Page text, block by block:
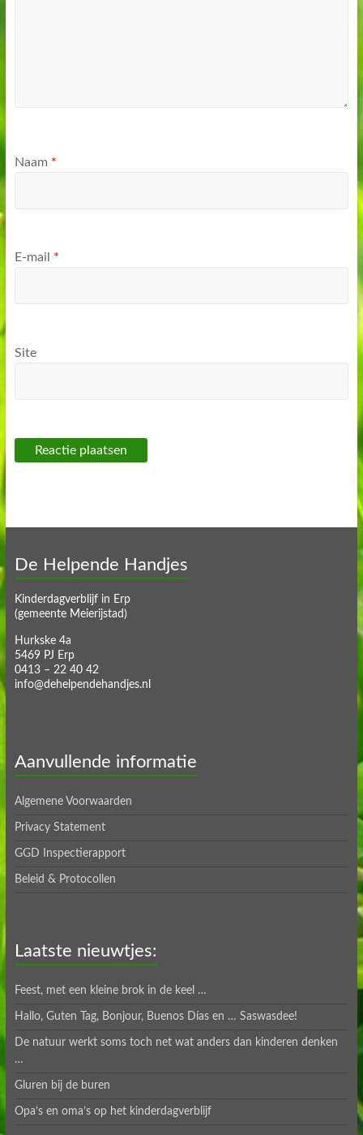
Naam *
E-mail *
Site
De Helpende Handjes
Kinderdagverblijf in Erp
(gemeente Meierijstad)
Hurkske 4a
5469 PJ Erp
0413 – 22 40 42
info@dehelpendehandjes.nl
Aanvullende informatie
Algemene Voorwaarden
Privacy Statement
GGD Inspectierapport
Beleid & Protocollen
Laatste nieuwtjes:
Feest, met een kleine brok in de keel …
Hallo, Guten Tag, Bonjour, Buenos Días en … Saswasdee!
De natuur werkt soms toch net wat anders dan kinderen denken
…
Gluren bij de buren
Opa’s en oma’s op het kinderdagverblijf